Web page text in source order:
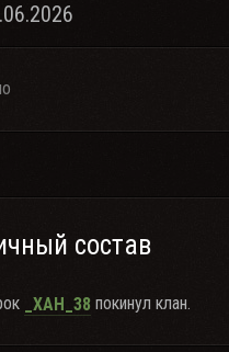
состав
_XAH_38 покинул клан.